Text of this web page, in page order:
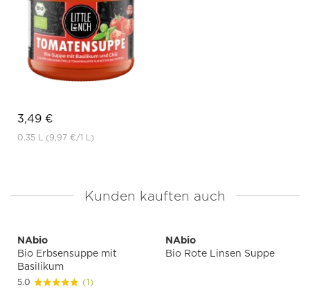
3,49 €
0.35 L (9,97 €/1 L)
Kunden kauften auch
NAbio
Bio Erbsensuppe mit
Basilikum
5.0 (1)
NAbio
Bio Rote Linsen Suppe